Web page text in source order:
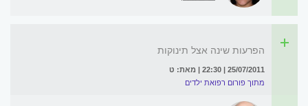
הפרעות שינה אצל תינוקות
25/07/2011 | 22:30 | מאת: ט
מתוך פורום רפואת ילדים